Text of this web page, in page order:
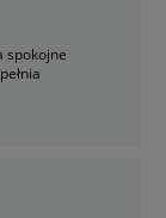
spokojne